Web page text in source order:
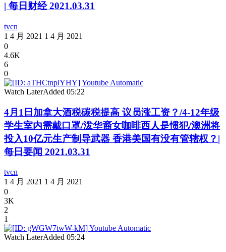
| 每日财经 2021.03.31
tvcn
1 4 月 2021 1 4 月 2021
0
4.6K
6
0
Watch LaterAdded 05:22
4月1日加拿大酒税碳税提高 议员涨工资？/4-12年级
学生室内需戴口罩/泼华裔女咖啡西人是惯犯/澳洲将
投入10亿元生产制导武器 香港美国有没有管辖权？|
每日要闻 2021.03.31
tvcn
1 4 月 2021 1 4 月 2021
0
3K
2
1
Watch LaterAdded 05:24